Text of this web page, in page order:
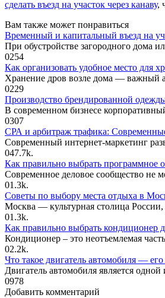
сделать въезд на участок через канаву,
Вам также может понравиться
Временный и капитальный въезд на
При обустройстве загородного дома
0254
Как организовать удобное место для
Хранение дров возле дома — важный
0229
Производство брендированной
В современном бизнесе
0307
СРА и арбитраж трафика:
Современный интернет-маркетинг
047.7k.
Как правильно выбрать программное
Современное деловое сообщество не
01.3k.
Советы по выбору места отдыха в
Москва — культурная столица России,
01.3k.
Как правильно выбрать кондиционер
Кондиционер – это неотъемлемая
02.2k.
Что такое двигатель автомобиля —
Двигатель автомобиля является одной
0978
Добавить комментарий